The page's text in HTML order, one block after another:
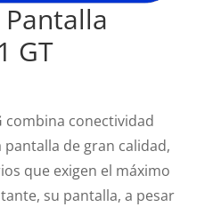
GT
combina conectividad
de gran calidad,
que exigen el máximo
su pantalla, a pesar